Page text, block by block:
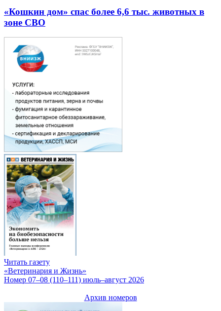
«Кошкин дом» спас более 6,6 тыс. животных в
зоне СВО
Читать газету
«Ветеринария и Жизнь»
Номер 07–08 (110–111) июль–август 2026
Архив номеров